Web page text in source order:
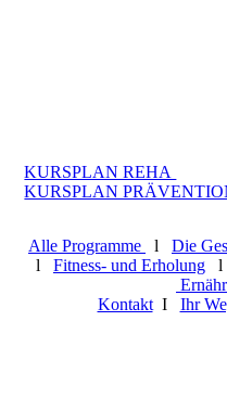
KURSPLAN REHA
KURSPLAN
Alle Programme l Die
l Fitness- und Erholung l
KontaktI Ihr